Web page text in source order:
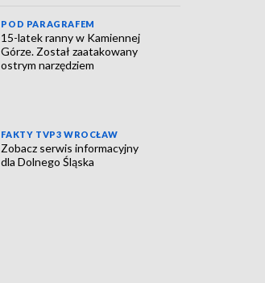
POD PARAGRAFEM
15-latek ranny w Kamiennej
Górze. Został zaatakowany
ostrym narzędziem
FAKTY TVP3 WROCŁAW
Zobacz serwis informacyjny
dla Dolnego Śląska